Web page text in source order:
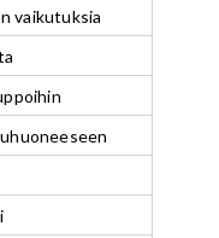
vaikutuksia